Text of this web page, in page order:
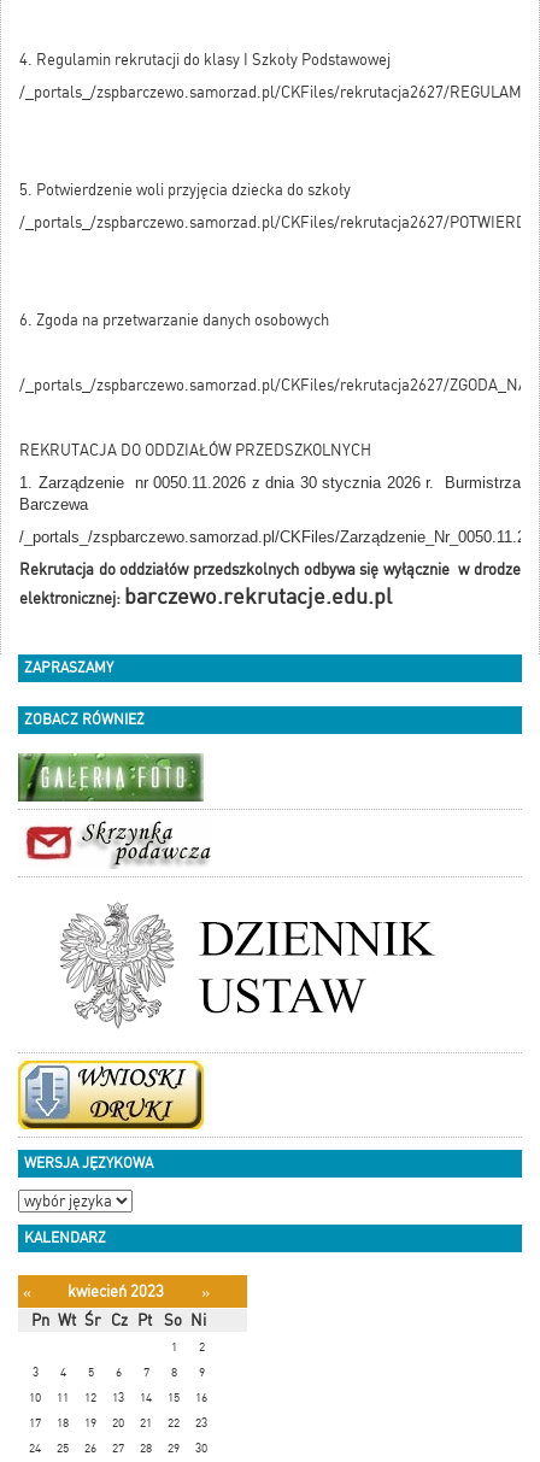
4. Regulamin rekrutacji do klasy I Szkoły Podstawowej
/_portals_/zspbarczewo.samorzad.pl/CKFiles/rekrutacja2627/
5. Potwierdzenie woli przyjęcia dziecka do szkoły
/_portals_/zspbarczewo.samorzad.pl/CKFiles/rekrutacja2627/
6. Zgoda na przetwarzanie danych osobowych
/_portals_/zspbarczewo.samorzad.pl/CKFiles/rekrutacja2627/
REKRUTACJA DO ODDZIAŁÓW PRZEDSZKOLNYCH
1. Zarządzenie nr 0050.11.2026 z dnia 30 stycznia 2026 r. Burmistrza
Barczewa
/_portals_/zspbarczewo.samorzad.pl/CKFiles/
Rekrutacja do oddziałów przedszkolnych odbywa się wyłącznie w drodze
elektronicznej: barczewo.rekrutacje.edu.pl
ZAPRASZAMY
ZOBACZ RÓWNIEŻ
WERSJA JĘZYKOWA
KALENDARZ
« kwiecień 2023
»
Pn Wt Śr Cz Pt So Ni
1
2
3
4 5 6 7 8
9
10
11 12 13 14 15
16
17
18 19 20 21 22
23
24
25 26 27 28 29 30